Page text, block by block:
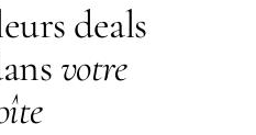
deals
votre